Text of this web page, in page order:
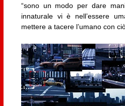
“sono un modo per dare
innaturale vi è nell’essere
mettere a tacere l’umano con